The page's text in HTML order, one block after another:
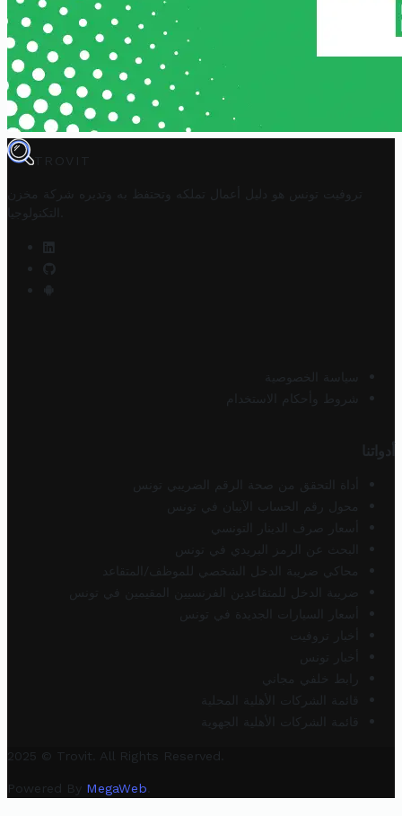
TROVIT
تروفيت تونس هو دليل أعمال تملكه وتحتفظ به وتديره
شركة مخزن
التكنولوجيا
سياسة الخصوصية
شروط وأحكام الاستخدام
أدواتنا
أداة التحقق من صحة الرقم الضريبي تونس
محول رقم الحساب الآيبان في تونس
أسعار صرف الدينار التونسي
البحث عن الرمز البريدي في تونس
محاكي ضريبة الدخل الشخصي للموظف/المتقاعد
ضريبة الدخل للمتقاعدين الفرنسيين المقيمين في تونس
أسعار السيارات الجديدة في تونس
أخبار تروفيت
أخبار تونس
رابط خلفي مجاني
قائمة الشركات الأهلية المحلية
قائمة الشركات الأهلية الجهوية
2025 © Trovit. All Rights Reserved.
Powered By MegaWeb